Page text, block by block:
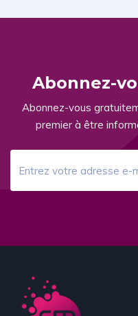
Abonnez-
Abonnez-vous
premier à être